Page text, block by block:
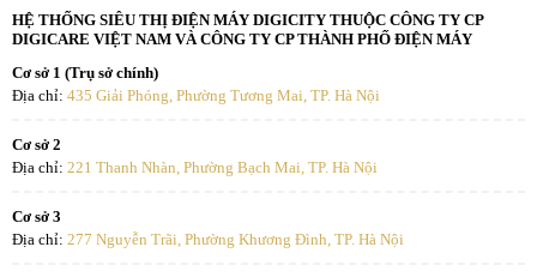
HỆ THỐNG SIÊU THỊ ĐIỆN MÁY DIGICITY THUỘC CÔNG TY CP
DIGICARE VIỆT NAM VÀ CÔNG TY CP THÀNH PHỐ ĐIỆN MÁY
Cơ sở 1 (Trụ sở chính)
Địa chỉ: 435 Giải Phóng, Phường Tương Mai, TP. Hà Nội
Cơ sở 2
Địa chỉ: 221 Thanh Nhàn, Phường Bạch Mai, TP. Hà Nội
Cơ sở 3
Địa chỉ: 277 Nguyễn Trãi, Phường Khương Đình, TP. Hà Nội